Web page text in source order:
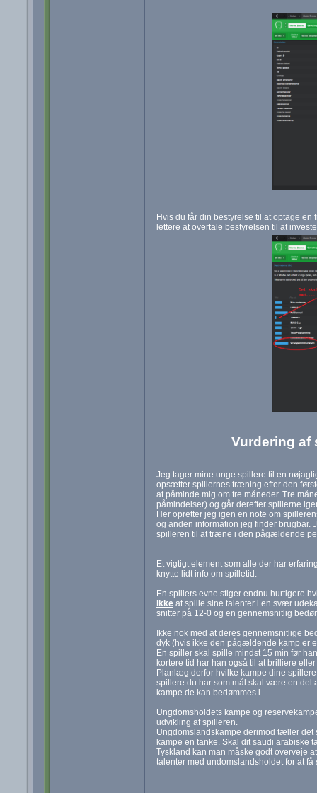
Hvis du får din bestyrelse til at optage
lettere at overtale bestyrelsen til at
Vurdering af
Jeg tager mine unge spillere til en
opsætter spillernes træning efter den
at påminde mig om tre måneder. Tre
påmindelser) og går derefter spillerne
Her opretter jeg igen en note om
og anden information jeg finder brugbar.
spilleren til at træne i den pågældende
Et vigtigt element som alle der har
knytte lidt info om spilletid.
En spillers evne stiger endnu hurtigere
ikkeat spille sine talenter i en svær
snitter på 12-0 og en gennemsnitlig
Ikke nok med at deres gennemsnitlige
dyk (hvis ikke den pågældende kamp er
En spiller skal spille mindst 15 min før
kortere tid har han også til at brilliere
Planlæg derfor hvilke kampe dine
spillere du har som mål skal være en del
kampe de kan bedømmes i .
Ungdomsholdets kampe og
udvikling af spilleren.
Ungdomslandskampe derimod tæller
kampe en tanke. Skal dit saudi arabiske
Tyskland kan man måske godt overveje
talenter med undomslandsholdet for at